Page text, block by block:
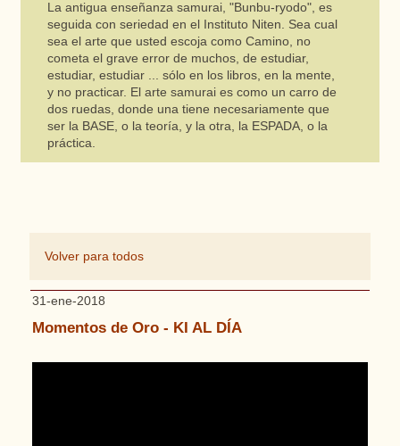
La antigua enseñanza samurai, "Bunbu-ryodo", es
seguida con seriedad en el Instituto Niten. Sea cual
sea el arte que usted escoja como Camino, no
cometa el grave error de muchos, de estudiar,
estudiar, estudiar ... sólo en los libros, en la mente,
y no practicar. El arte samurai es como un carro de
dos ruedas, donde una tiene necesariamente que
ser la BASE, o la teoría, y la otra, la ESPADA, o la
práctica.
Volver para todos
31-ene-2018
Momentos de Oro - KI AL DÍA